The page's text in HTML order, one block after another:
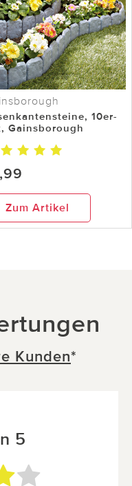
10er-
Gainsborough
Zum Artikel
Kunden*
5